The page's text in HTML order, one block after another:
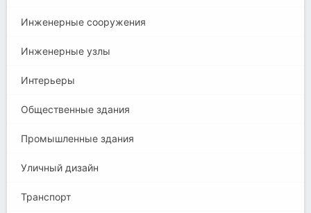
Инженерные сооружения
Инженерные узлы
Интерьеры
Общественные здания
Промышленные здания
Уличный дизайн
Транспорт